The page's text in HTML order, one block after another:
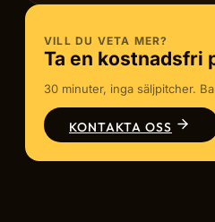
VILL DU VETA MER?
Ta en kostnadsfri
30 minuter, inga säljpitcher.
KONTAKTA OSS